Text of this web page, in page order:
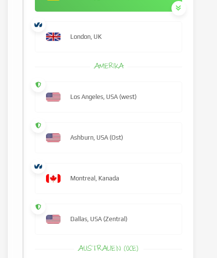
London, UK
AMERIKA
Los Angeles, USA (west)
Ashburn, USA (Ost)
Montreal, Kanada
Dallas, USA (Zentral)
AUSTRALIEN (OCE)